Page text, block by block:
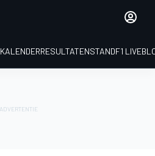
KALENDERRESULTATENSTANDF1